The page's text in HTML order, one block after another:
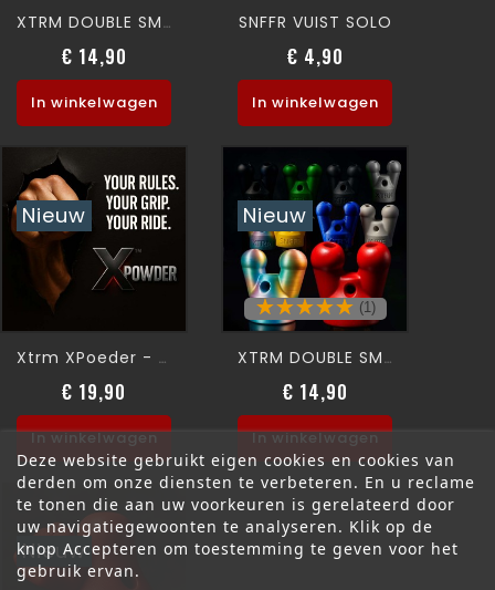
XTRM DOUBLE SMALL SNFFR
€ 14,90
Prijs
In winkelwagen
SNFFR VUIST SOLO
€ 4,90
Prijs
In winkelwagen
Nieuw
Xtrm XPoeder - FISTPOWDER-
€ 19,90
Prijs
In winkelwagen
Nieuw
(1)
XTRM DOUBLE SMALL SNFFR
€ 14,90
Prijs
In winkelwagen
Nieuw
Deze website gebruikt eigen cookies en cookies van
derden om onze diensten te verbeteren. En u reclame
te tonen die aan uw voorkeuren is gerelateerd door
uw navigatiegewoonten te analyseren. Klik op de
knop Accepteren om toestemming te geven voor het
gebruik ervan.